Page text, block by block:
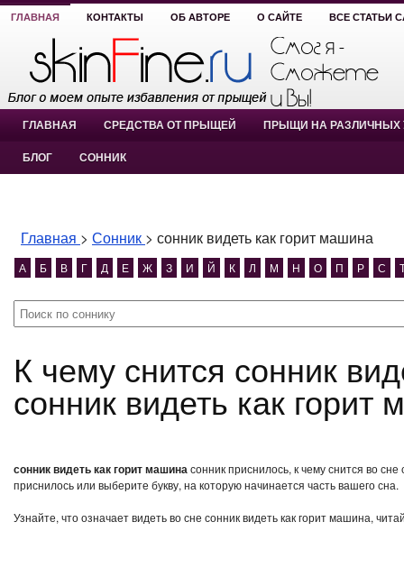
ГЛАВНАЯ КОНТАКТЫ ОБ АВТОРЕ О САЙТЕ ВСЕ СТАТЬИ
ГЛАВНАЯ СРЕДСТВА ОТ ПРЫЩЕЙ ПРЫЩИ НА РАЗЛИЧНЫХ
БЛОГ СОННИК
Главная > Сонник > сонник видеть как горит машина
А Б В Г Д Е Ж З И Й К Л М Н О П Р С
К чему снится сонник видеть как горит машина?
сонник видеть как горит
сонник видеть как горит машинасонник приснилось, к чему снится во
приснилось или выберите букву, на которую начинается часть вашего сна.
Узнайте, что означает видеть во сне сонник видеть как горит машина,